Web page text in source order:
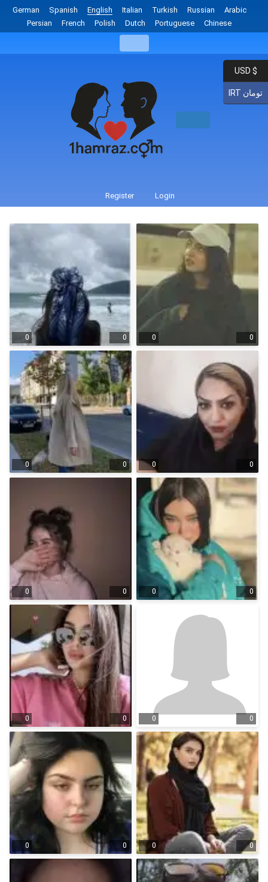
German Spanish English Italian Turkish Russian
Arabic
Persian
French Polish Dutch Portuguese Chinese
Register Login
0 0 0 0
0 0 0 0
0 0 0 0
0 0 0 0
0 0 0 0
USD $
IRT تومان